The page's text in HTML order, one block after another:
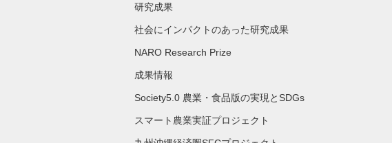
研究成果
社会にインパクトのあった研究成果
NARO Research Prize
成果情報
Society5.0 農業・食品版の実現とSDGs
スマート農業実証プロジェクト